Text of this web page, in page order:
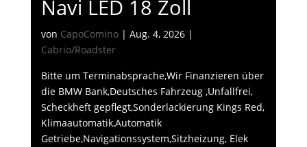
Navi LED 18 Zoll
von CapoComino| Aug. 4, 2026|
Cabrio/Roadster
Bitte um Terminabsprache,Wir Finanzieren über
die BMW Bank,Deutsches Fahrzeug ,Unfallfrei,
Scheckheft gepflegt,Sonderlackierung Kings Red,
Klimaautomatik,Automatik
Getriebe,Navigationssystem,Sitzheizung, Elek